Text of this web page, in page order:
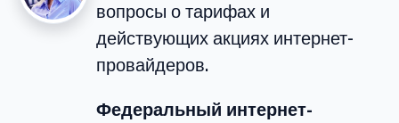
вопросы о тарифах и
действующих акциях интернет-
провайдеров.
Федеральный интернет-